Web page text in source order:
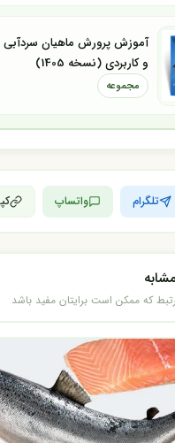
آموزش پرورش ماهیان
و کاربردی (نسخه 1405)
مجموعه
تلگرام واتساپ
که ممکن است برایتان مفید باشد